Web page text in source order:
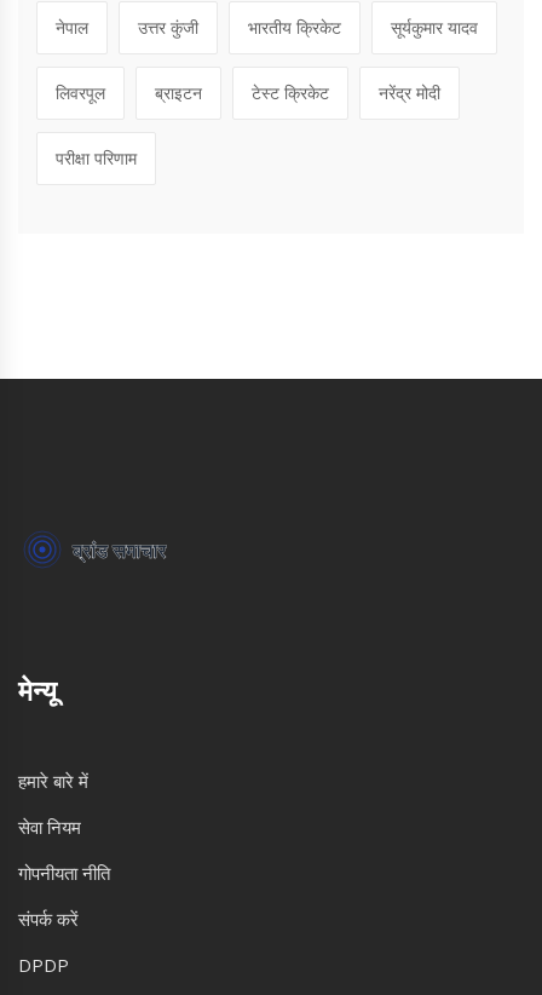
नेपाल उत्तर कुंजी भारतीय क्रिकेट सूर्यकुमार यादव
लिवरपूल ब्राइटन टेस्ट क्रिकेट नरेंद्र मोदी
परीक्षा परिणाम
मेन्यू
हमारे बारे में
सेवा नियम
गोपनीयता नीति
संपर्क करें
DPDP